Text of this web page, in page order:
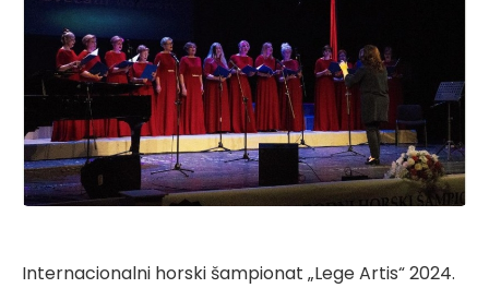
Internacionalni horski šampionat „Lege Artis“ 2024.